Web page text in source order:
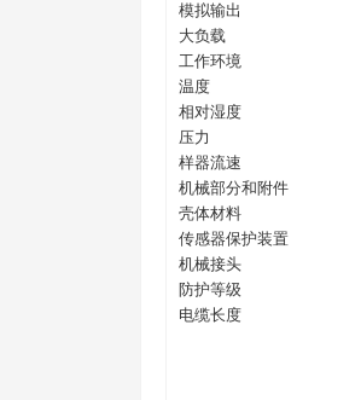
模拟输出
大负载
工作环境
温度
相对湿度
压力
样器流速
机械部分和附件
壳体材料
传感器保护装置
机械接头
防护等级
电缆长度